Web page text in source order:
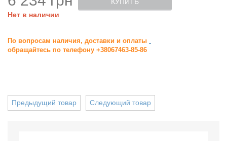
Нет в наличии
По вопросам наличия, доставки и оплаты
обращайтесь по телефону +38067463-85-86
Следующий товар
Предыдущий товар